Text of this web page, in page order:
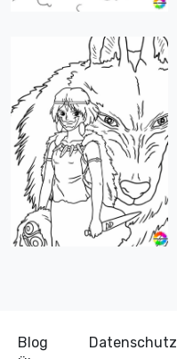
Blog Datenschutz